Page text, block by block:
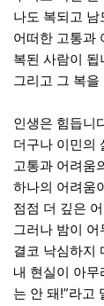
나도 복되고
어떠한 고통과
복된 사람이 됩
그리고 그 복
인생은 힘듭니
더구나 이민의
고통과 어려움
하나의 어려움
점점 더 깊은
그러나 밤이
결코 낙심하지
내 현실이 아
는 안 돼!”라고